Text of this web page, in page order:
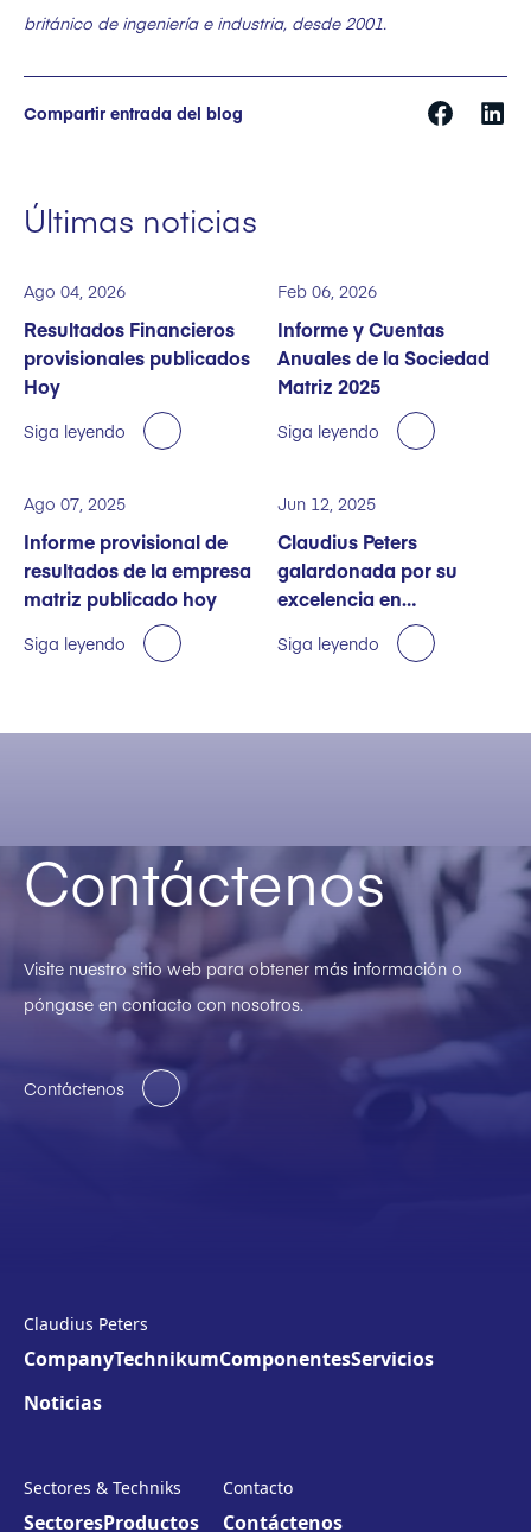
británico de ingeniería e industria, desde 2001.
Compartir entrada del blog
Últimas noticias
Ago 04, 2026
Resultados Financieros
provisionales publicados
Hoy
Siga leyendo
Feb 06, 2026
Informe y Cuentas
Anuales de la Sociedad
Matriz 2025
Siga leyendo
Ago 07, 2025
Informe provisional de
resultados de la empresa
matriz publicado hoy
Siga leyendo
Jun 12, 2025
Claudius Peters
galardonada por su
excelencia en
sostenibilidad
Siga leyendo
Contáctenos
Visite nuestro sitio web para obtener más información o
póngase en contacto con nosotros.
Contáctenos
Claudius Peters
CompanyTechnikumComponentesServicios
Noticias
Sectores & Techniks
SectoresProductos
Contacto
Contáctenos